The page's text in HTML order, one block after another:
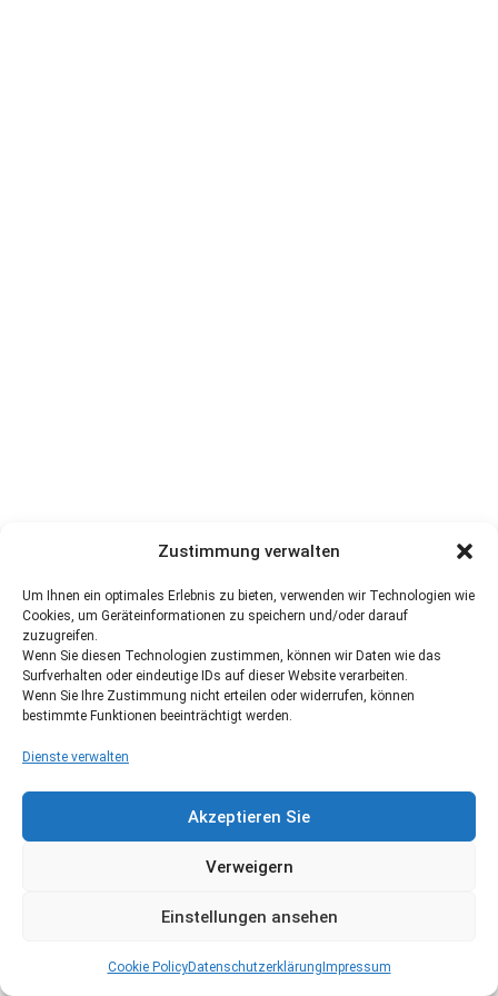
Zustimmung verwalten
Um Ihnen ein optimales Erlebnis zu bieten, verwenden wir Technologien wie
Cookies, um Geräteinformationen zu speichern und/oder darauf
zuzugreifen.
Wenn Sie diesen Technologien zustimmen, können wir Daten wie das
Surfverhalten oder eindeutige IDs auf dieser Website verarbeiten.
Wenn Sie Ihre Zustimmung nicht erteilen oder widerrufen, können
bestimmte Funktionen beeinträchtigt werden.
Dienste verwalten
Akzeptieren Sie
Verweigern
Einstellungen ansehen
Cookie PolicyDatenschutzerklärung Impressum